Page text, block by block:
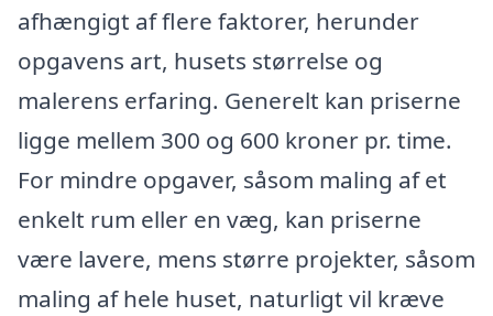
afhængigt af flere faktorer, herunder
opgavens art, husets størrelse og
malerens erfaring. Generelt kan priserne
ligge mellem 300 og 600 kroner pr. time.
For mindre opgaver, såsom maling af et
enkelt rum eller en væg, kan priserne
være lavere, mens større projekter, såsom
maling af hele huset, naturligt vil kræve